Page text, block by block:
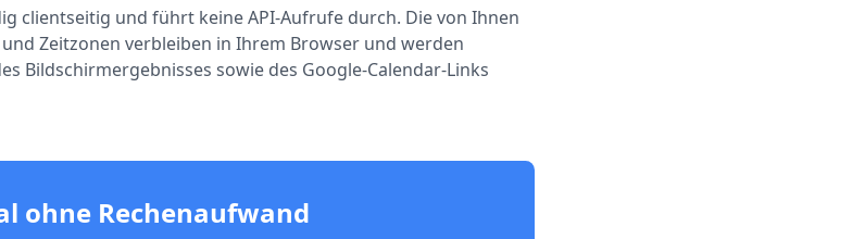
clientseitig und führt keine API-Aufrufe durch. Die von Ihnen
Zeitzonen verbleiben in Ihrem Browser und werden
Bildschirmergebnisses sowie des Google-Calendar-Links
ohne Rechenaufwand